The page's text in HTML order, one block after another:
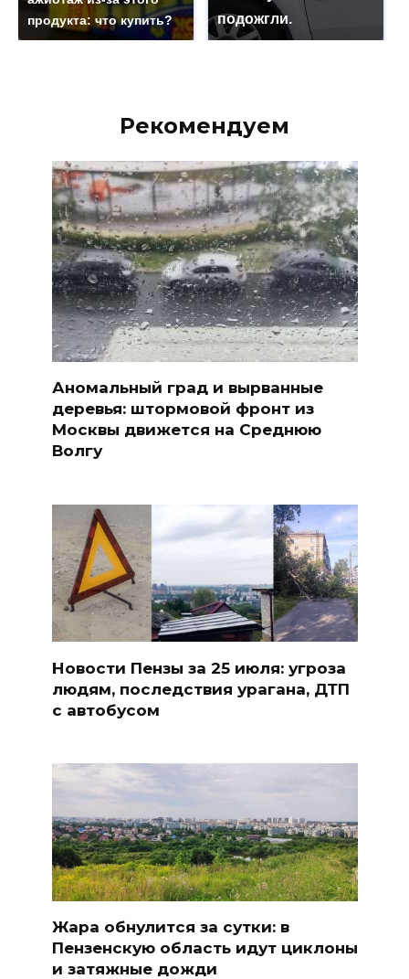
продукта: что купить?
подожгли.
Рекомендуем
Аномальный град и вырванные
деревья: штормовой фронт из
Москвы движется на Среднюю
Волгу
Новости Пензы за 25 июля: угроза
людям, последствия урагана, ДТП
с автобусом
Жара обнулится за сутки: в
Пензенскую область идут циклоны
и затяжные дожди